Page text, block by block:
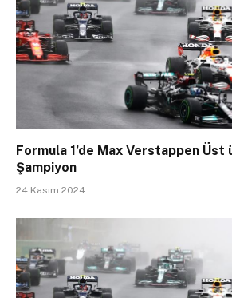
Formula 1’de Max Verstappen Üst
Şampiyon
24 Kasım 2024